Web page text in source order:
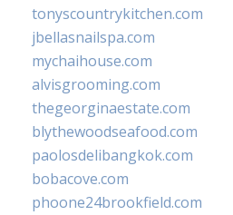
tonyscountrykitchen.com
jbellasnailspa.com
mychaihouse.com
alvisgrooming.com
thegeorginaestate.com
blythewoodseafood.com
paolosdelibangkok.com
bobacove.com
phoone24brookfield.com